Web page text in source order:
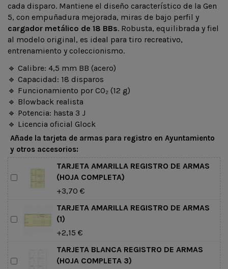
cada disparo. Mantiene el diseño característico de la Gen
5, con empuñadura mejorada, miras de bajo perfil y
cargador metálico de 18 BBs. Robusta, equilibrada y fiel
al modelo original, es ideal para tiro recreativo,
entrenamiento y coleccionismo.
🔹 Calibre: 4,5 mm BB (acero)
🔹 Capacidad: 18 disparos
🔹 Funcionamiento por CO₂ (12 g)
🔹 Blowback realista
🔹 Potencia: hasta 3 J
🔹 Licencia oficial Glock
Añade la tarjeta de armas para registro en Ayuntamiento
y otros accesorios:
TARJETA AMARILLA REGISTRO DE ARMAS
(HOJA COMPLETA)
+3,70 €
TARJETA AMARILLA REGISTRO DE ARMAS
(1)
+2,15 €
TARJETA BLANCA REGISTRO DE ARMAS
(HOJA COMPLETA 3)